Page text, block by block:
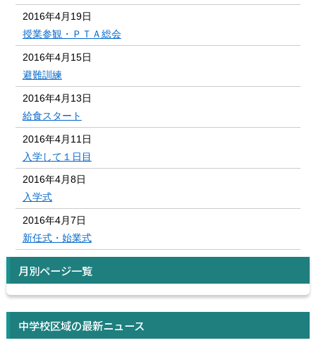
2016年4月19日
授業参観・ＰＴＡ総会
2016年4月15日
避難訓練
2016年4月13日
給食スタート
2016年4月11日
入学して１日目
2016年4月8日
入学式
2016年4月7日
新任式・始業式
月別ページ一覧
中学校区域の最新ニュース